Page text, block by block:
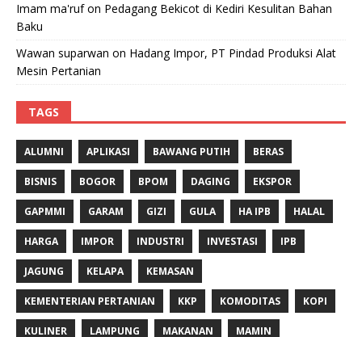
Imam ma'rufon Pedagang Bekicot di Kediri Kesulitan Bahan
Baku
Wawan suparwan on Hadang Impor, PT Pindad Produksi Alat
Mesin Pertanian
TAGS
ALUMNI APLIKASI BAWANG PUTIH BERAS
BISNIS BOGOR BPOM DAGING EKSPOR
GAPMMI GARAM GIZI GULA HA IPB HALAL
HARGA IMPOR INDUSTRI INVESTASI IPB
JAGUNG KELAPA KEMASAN
KEMENTERIAN PERTANIAN KKP KOMODITAS KOPI
KULINER LAMPUNG MAKANAN MAMIN